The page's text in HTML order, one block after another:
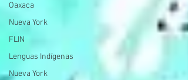
Oaxaca
Nueva York
FLIN
Lenguas Indígenas
Nueva York